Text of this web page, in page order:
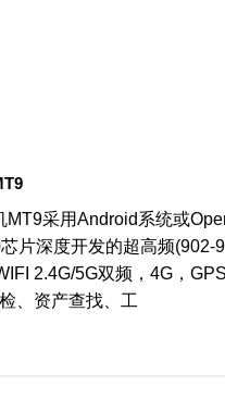
采用Android系统或
片深度开发的超高频
2.4G/5G双频，4G，
、资产查找、工